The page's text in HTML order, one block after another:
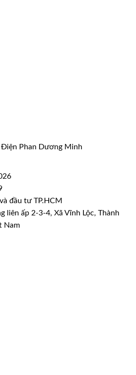
Phan Dương Minh
đầu tư TP.HCM
liên ấp 2-3-4, Xã Vĩnh Lộc, Thành
Nam